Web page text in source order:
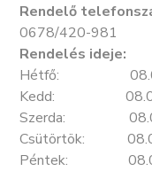
Rendelő
0678/420-981
Rendelés ideje:
Hétfő:
Kedd:
Szerda:
Csütörtök:
Péntek: